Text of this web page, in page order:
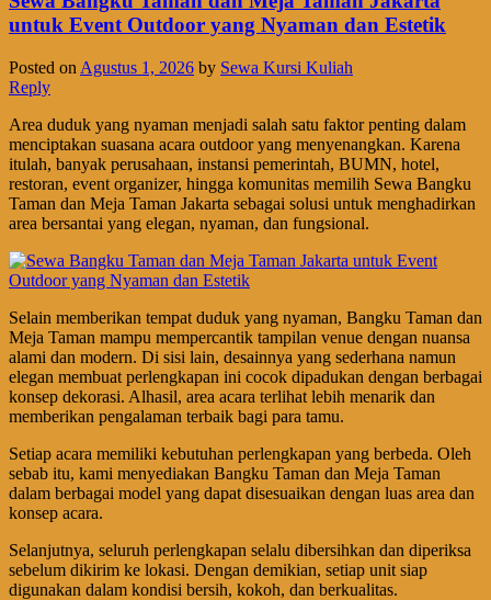
untuk Event Outdoor yang Nyaman dan Estetik
Posted on Agustus 1, 2026 by Sewa Kursi Kuliah
Reply
Area duduk yang nyaman menjadi salah satu faktor penting dalam
menciptakan suasana acara outdoor yang menyenangkan. Karena
itulah, banyak perusahaan, instansi pemerintah, BUMN, hotel,
restoran, event organizer, hingga komunitas memilih Sewa Bangku
Taman dan Meja Taman Jakarta sebagai solusi untuk menghadirkan
area bersantai yang elegan, nyaman, dan fungsional.
Selain memberikan tempat duduk yang nyaman, Bangku Taman dan
Meja Taman mampu mempercantik tampilan venue dengan nuansa
alami dan modern. Di sisi lain, desainnya yang sederhana namun
elegan membuat perlengkapan ini cocok dipadukan dengan berbagai
konsep dekorasi. Alhasil, area acara terlihat lebih menarik dan
memberikan pengalaman terbaik bagi para tamu.
Setiap acara memiliki kebutuhan perlengkapan yang berbeda. Oleh
sebab itu, kami menyediakan Bangku Taman dan Meja Taman
dalam berbagai model yang dapat disesuaikan dengan luas area dan
konsep acara.
Selanjutnya, seluruh perlengkapan selalu dibersihkan dan diperiksa
sebelum dikirim ke lokasi. Dengan demikian, setiap unit siap
digunakan dalam kondisi bersih, kokoh, dan berkualitas.